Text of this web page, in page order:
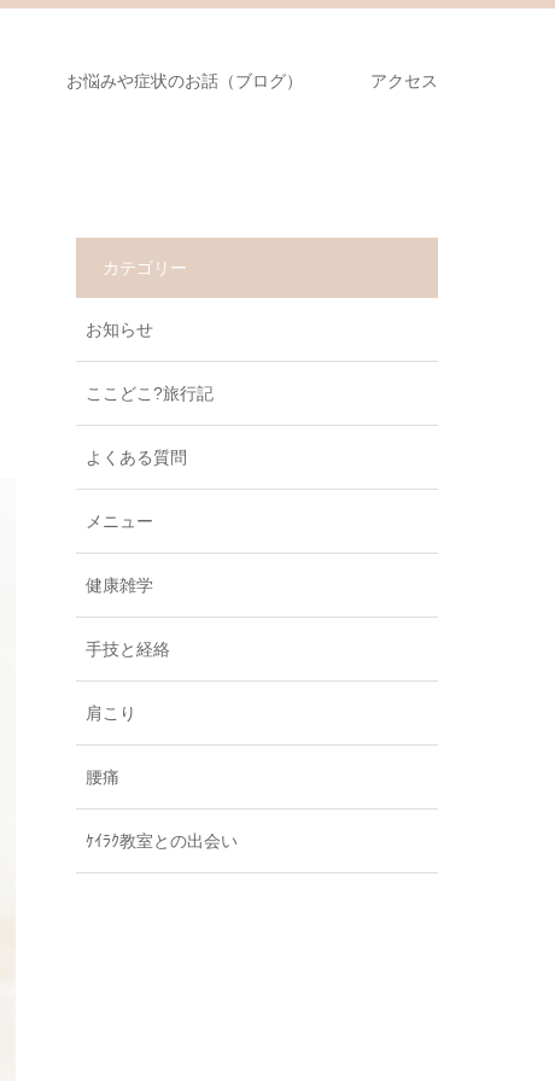
お悩みや症状のお話（ブログ） アクセス
カテゴリー
お知らせ
ここどこ?旅行記
よくある質問
メニュー
健康雑学
手技と経絡
肩こり
腰痛
ｹｲﾗｸ教室との出会い